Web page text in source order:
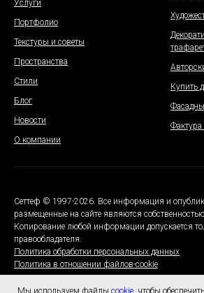
Мы используем файлы cookie , чтобы
Услуги
Портфолио
Текстуры и советы
Пространства
Стили
Блог
Новости
О компании
Купить
Фактура
Сеттеф © 1997-2026. Все информация и
размещенные на сайте являются
Копирование любой информации допускается
правообладателя.
Политика обработки персональных данных
Политика в отношении файлов-cookie